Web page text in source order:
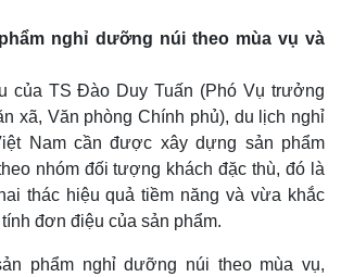
nghỉ dưỡng núi theo mùa vụ và
của TS Đào Duy Tuấn (Phó Vụ trưởng
xã, Văn phòng Chính phủ), du lịch nghỉ
Nam cần được xây dựng sản phẩm
nhóm đối tượng khách đặc thù, đó là
thác hiệu quả tiềm năng và vừa khắc
đơn điệu của sản phẩm.
phẩm nghỉ dưỡng núi theo mùa vụ,